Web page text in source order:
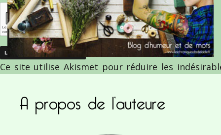
Ce site utilise Akismet pour réduire les
A propos de l’auteure